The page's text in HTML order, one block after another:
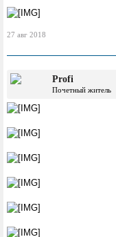
27 авг 2018
Profi
Почетный житель